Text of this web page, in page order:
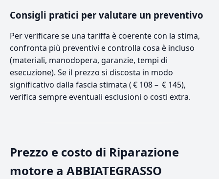
Consigli pratici per valutare un preventivo
Per verificare se una tariffa è coerente con la stima,
confronta più preventivi e controlla cosa è incluso
(materiali, manodopera, garanzie, tempi di
esecuzione). Se il prezzo si discosta in modo
significativo dalla fascia stimata ( € 108 – € 145),
verifica sempre eventuali esclusioni o costi extra.
Prezzo e costo di Riparazione
motore a ABBIATEGRASSO